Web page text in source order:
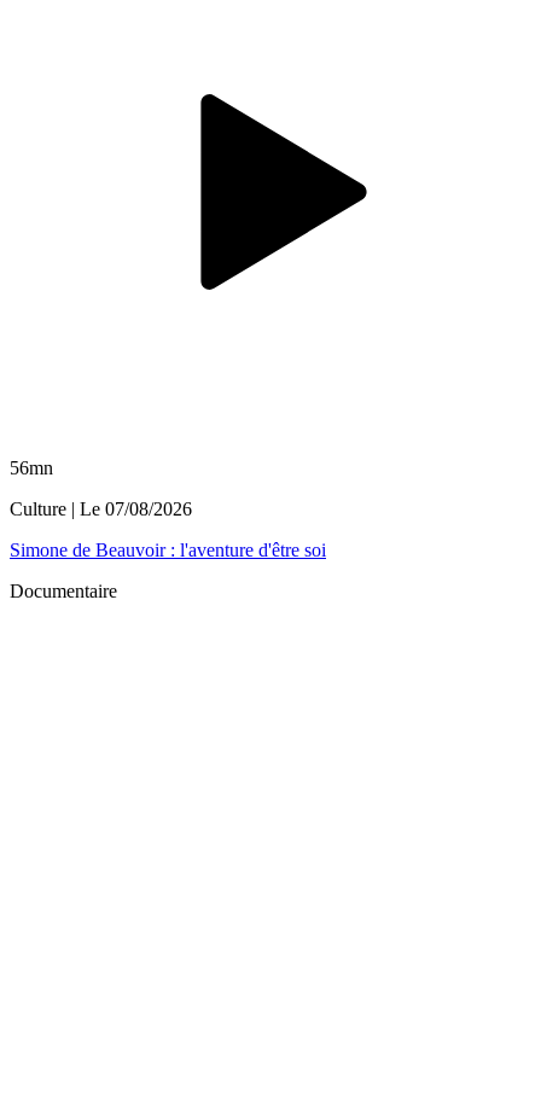
56mn
Culture | Le 07/08/2026
Simone de Beauvoir : l'aventure d'être soi
Documentaire